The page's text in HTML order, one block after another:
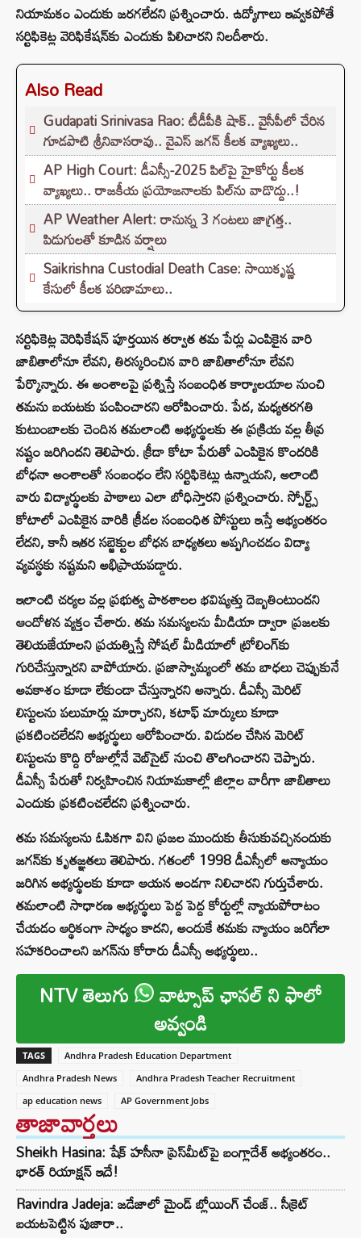
నియామకం ఎందుకు జరగలేదని ప్రశ్నించారు. ఉద్యోగాలు ఇవ్వకపోతే
సర్టిఫికెట్ల వెరిఫికేషన్‌కు ఎందుకు పిలిచారని నిలదీశారు.
Also Read
Gudapati Srinivasa Rao: టీడీపీకి షాక్‌.. వైసీపీలో చేరిన
గూడపాటి శ్రీనివాసరావు.. వైఎస్‌ జగన్‌ కీలక వ్యాఖ్యలు..
AP High Court: డీఎస్సీ-2025 పిల్‌పై హైకోర్టు కీలక
వ్యాఖ్యలు.. రాజకీయ ప్రయోజనాలకు పిల్‌ను వాడొద్దు..!
AP Weather Alert: రానున్న 3 గంటలు జాగ్రత్త..
పిడుగులతో కూడిన వర్షాలు
Saikrishna Custodial Death Case: సాయికృష్ణ
కేసులో కీలక పరిణామాలు..
సర్టిఫికెట్ల వెరిఫికేషన్ పూర్తయిన తర్వాత తమ పేర్లు ఎంపికైన వారి
జాబితాలోనూ లేవని, తిరస్కరించిన వారి జాబితాలోనూ లేవని
పేర్కొన్నారు. ఈ అంశాలపై ప్రశ్నిస్తే సంబంధిత కార్యాలయాల నుంచి
తమను బయటకు పంపించారని ఆరోపించారు. పేద, మధ్యతరగతి
కుటుంబాలకు చెందిన తమలాంటి అభ్యర్థులకు ఈ ప్రక్రియ వల్ల తీవ్ర
నష్టం జరిగిందని తెలిపారు. క్రీడా కోటా పేరుతో ఎంపికైన కొందరికి
బోధనా అంశాలతో సంబంధం లేని సర్టిఫికెట్లు ఉన్నాయని, అలాంటి
వారు విద్యార్థులకు పాఠాలు ఎలా బోధిస్తారని ప్రశ్నించారు. స్పోర్ట్స్
కోటాలో ఎంపికైన వారికి క్రీడల సంబంధిత పోస్టులు ఇస్తే అభ్యంతరం
లేదని, కానీ ఇతర సబ్జెక్టుల బోధన బాధ్యతలు అప్పగించడం విద్యా
వ్యవస్థకు నష్టమని అభిప్రాయపడ్డారు.
ఇలాంటి చర్యల వల్ల ప్రభుత్వ పాఠశాలల భవిష్యత్తు దెబ్బతింటుందని
ఆందోళన వ్యక్తం చేశారు. తమ సమస్యలను మీడియా ద్వారా ప్రజలకు
తెలియజేయాలని ప్రయత్నిస్తే సోషల్ మీడియాలో ట్రోలింగ్‌కు
గురిచేస్తున్నారని వాపోయారు. ప్రజాస్వామ్యంలో తమ బాధలు చెప్పుకునే
అవకాశం కూడా లేకుండా చేస్తున్నారని అన్నారు. డీఎస్సీ మెరిట్
లిస్టులను పలుమార్లు మార్చారని, కటాఫ్ మార్కులు కూడా
ప్రకటించలేదని అభ్యర్థులు ఆరోపించారు. విడుదల చేసిన మెరిట్
లిస్టులను కొద్ది రోజుల్లోనే వెబ్‌సైట్ నుంచి తొలగించారని చెప్పారు.
డీఎస్సీ పేరుతో నిర్వహించిన నియామకాల్లో జిల్లాల వారీగా జాబితాలు
ఎందుకు ప్రకటించలేదని ప్రశ్నించారు.
తమ సమస్యలను ఓపికగా విని ప్రజల ముందుకు తీసుకువచ్చినందుకు
జగన్‌కు కృతజ్ఞతలు తెలిపారు. గతంలో 1998 డీఎస్సీలో అన్యాయం
జరిగిన అభ్యర్థులకు కూడా ఆయన అండగా నిలిచారని గుర్తుచేశారు.
తమలాంటి సాధారణ అభ్యర్థులు పెద్ద పెద్ద కోర్టుల్లో న్యాయపోరాటం
చేయడం ఆర్థికంగా సాధ్యం కాదని, అందుకే తమకు న్యాయం జరిగేలా
సహకరించాలని జగన్‌ను కోరారు డీఎస్సీ అభ్యర్థులు..
NTV తెలుగు వాట్సాప్ ఛానల్ ని ఫాలో
అవ్వండి
TAGS
Andhra Pradesh Education Department
Andhra Pradesh News
Andhra Pradesh Teacher Recruitment
ap education news
AP Government Jobs
తాజావార్తలు
Sheikh Hasina: షేక్ హసీనా ప్రెస్‌మీట్‌పై బంగ్లాదేశ్ అభ్యంతరం..
భారత్ రియాక్షన్ ఇదే!
Ravindra Jadeja: జడేజాలో మైండ్ బ్లోయింగ్ చేంజ్.. సీక్రెట్
బయటపెట్టిన పుజారా..